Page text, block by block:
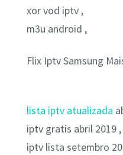
xor vod iptv ,
m3u android ,
Flix Iptv Samsung
lista iptv atualizada
iptv gratis abril 2019 ,
iptv lista setembro